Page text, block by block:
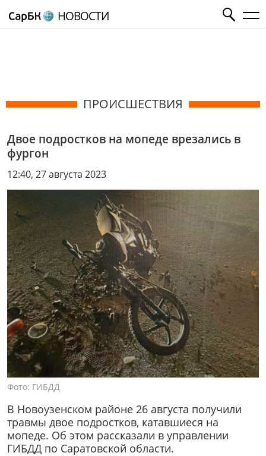
НОВОСТИ
ПРОИСШЕСТВИЯ
Двое подростков на мопеде врезались в
фургон
12:40, 27 августа 2023
Фото: ГИБДД
В Новоузенском районе 26 августа получили
травмы двое подростков, катавшиеся на
мопеде. Об этом рассказали в управлении
ГИБДД по Саратовской области.